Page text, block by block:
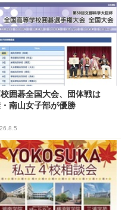
囲碁全国大会、団体戦は
南山女子部が優勝